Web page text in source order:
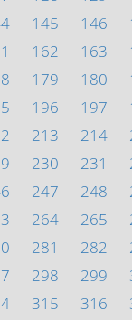
145 146
162 163
179 180
196 197
213 214
230 231
247 248
264 265
281 282
298 299
315 316